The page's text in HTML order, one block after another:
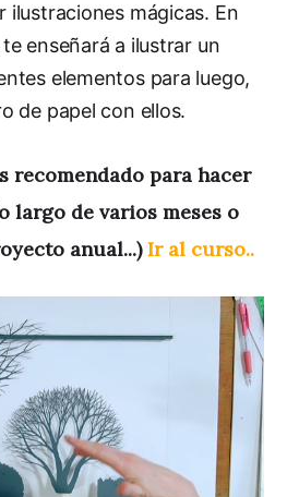
ilustraciones mágicas. En
enseñará a ilustrar un
elementos para luego,
de papel con ellos.
recomendado para hacer
largo de varios meses o
anual...)Ir al curso..